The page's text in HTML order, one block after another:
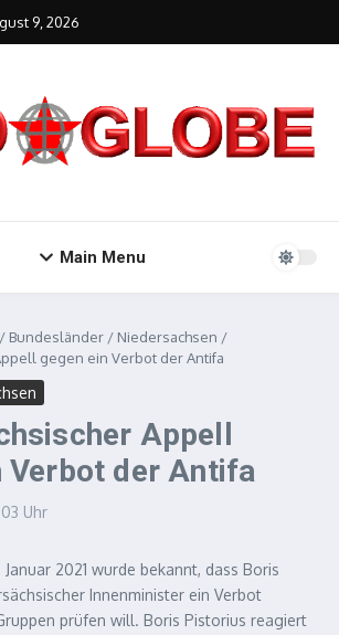
9, 2026
Main Menu
/ Bundesländer / Niedersachsen /
gegen ein Verbot der Antifa
Appell
Verbot der Antifa
Uhr
Januar 2021 wurde bekannt, dass Boris
Innenminister ein Verbot
prüfen will. Boris Pistorius reagiert